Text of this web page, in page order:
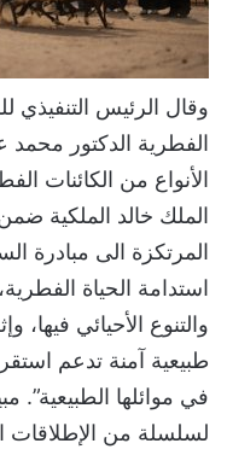
وقال الرئيس التنفيذي
الفطرية الدكتور محمد
الأنواع من الكائنات
الملك خالد الملكية
المرتكزة الى مبادرة
استدامة الحياة
والتنوع الأحيائي فيها،
طبيعية آمنة تدعم
في موائلها الطبيعية”.
لسلسلة من الإطلاقات